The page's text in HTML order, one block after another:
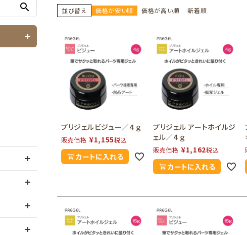
プリアンファ
テラコッタジェル
マグネティフラッシュジェル アー
シーナカラージェルポリッシュ その
ピンセット・シザー・スパチュラ
LEDライト その
パウダー・フレーク
search 並び替え 価格が安い順 価格が高い順 新着順
プリジェルビジュー／４ｇ
販売価格 ¥1,155税込
カートに入れる
プリジェル アートホイルジ
ェル／４ｇ
販売価格 ¥1,162税込
カートに入れる